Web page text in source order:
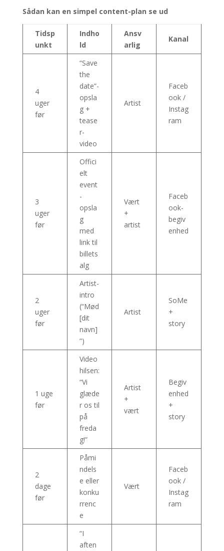
Sådan kan en simpel content-plan se ud
Tidsp
unkt
Indho
ld
Ansv
arlig
Kanal
4
uger
før
“Save
the
date”-
opsla
g +
tease
r-
video
Artist
Faceb
ook /
Instag
ram
3
uger
før
Offici
elt
event
-
opsla
g
med
link til
billets
alg
Vært
+
artist
Faceb
ook-
begiv
enhed
2
uger
før
Artist-
intro
(“Mød
[dit
navn]
”)
Artist
SoMe
+
story
1 uge
før
Video
hilsen:
“Vi
glæde
r os til
på
freda
g!”
Artist
+
vært
Begiv
enhed
+
story
2
dage
før
Påmi
ndels
e eller
konku
rrenc
e
Vært
Faceb
ook /
Instag
ram
“I
aften